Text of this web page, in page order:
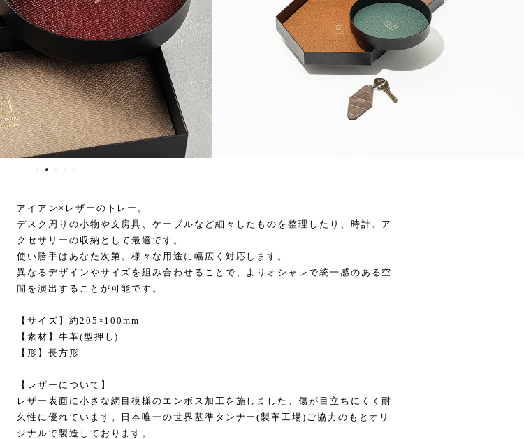
アイアン×レザーのトレー。
デスク周りの小物や文房具、ケーブルなど細々したものを整理したり、時計、ア
クセサリーの収納として最適です。
使い勝手はあなた次第。様々な用途に幅広く対応します。
異なるデザインやサイズを組み合わせることで、よりオシャレで統一感のある空
間を演出することが可能です。
【サイズ】約205×100mm
【素材】牛革(型押し)
【形】長方形
【レザーについて】
レザー表面に小さな網目模様のエンボス加工を施しました。傷が目立ちにくく耐
久性に優れています。日本唯一の世界基準タンナー(製革工場)ご協力のもとオリ
ジナルで製造しております。